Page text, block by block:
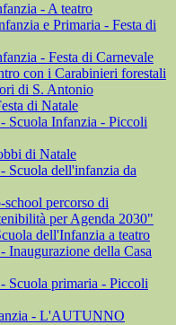
- A teatro
e Primaria - Festa di
- Festa di Carnevale
con i Carabinieri forestali
di S. Antonio
di Natale
Infanzia - Piccoli
di Natale
dell'infanzia da
percorso di
per Agenda 2030"
dell'Infanzia a teatro
della Casa
primaria - Piccoli
- L'AUTUNNO